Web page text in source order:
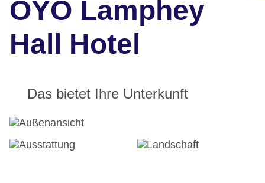
OYO Lamphey
Hall Hotel
Das bietet Ihre Unterkunft